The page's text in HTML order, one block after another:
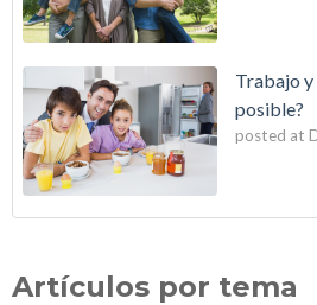
Trabajo y
posible?
posted at
Artículos por tema